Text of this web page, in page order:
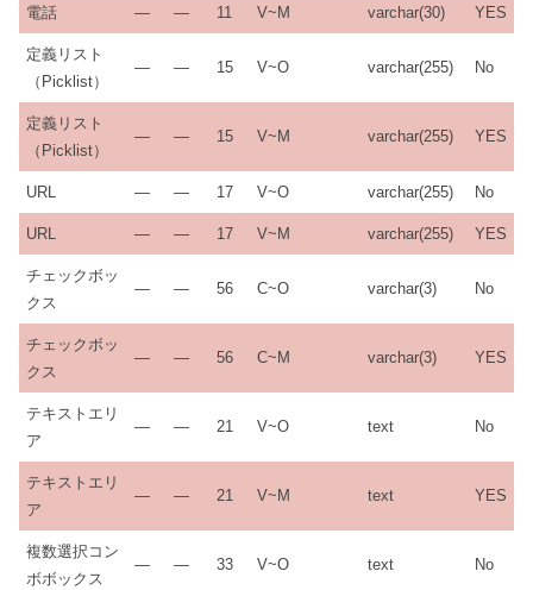
電話 — — 11 V~M varchar(30) YES
定義リスト
（Picklist）
— — 15 V~O varchar(255) No
定義リスト
（Picklist）
— — 15 V~M varchar(255) YES
URL — — 17 V~O varchar(255) No
URL — — 17 V~M varchar(255) YES
チェックボッ
クス
— — 56 C~O varchar(3) No
チェックボッ
クス
— — 56 C~M varchar(3) YES
テキストエリ
ア
— — 21 V~O text No
テキストエリ
ア
— — 21 V~M text YES
複数選択コン
ボボックス
— — 33 V~O text No